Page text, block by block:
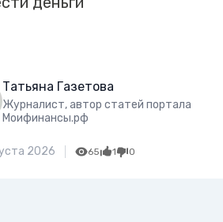
Татьяна Газетова
Журналист, автор статей портала
Моифинансы.рф
2026 65 1 0